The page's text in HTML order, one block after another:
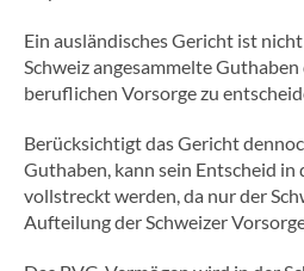
Ein ausländisches Gericht ist
Schweiz angesammelte
beruflichen Vorsorge zu
Berücksichtigt das Gericht
Guthaben, kann sein Entscheid in
vollstreckt werden, da nur der
Aufteilung der Schweizer